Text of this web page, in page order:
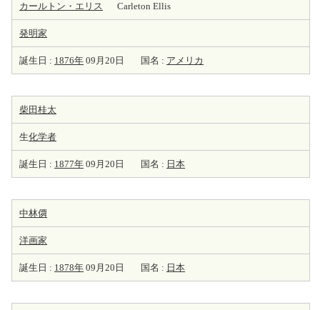
カールトン・エリス Carleton Ellis
発明家
誕生日 : 1876年 09月20日 国名 : アメリカ
柴田桂太
生化学者
誕生日 : 1877年 09月20日 国名 : 日本
中林僲
洋画家
誕生日 : 1878年 09月20日 国名 : 日本